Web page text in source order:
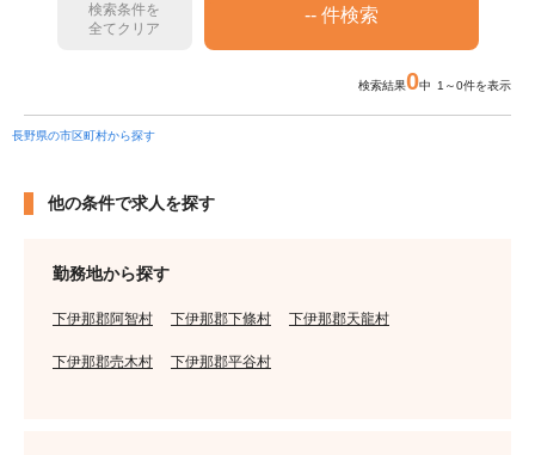
検索条件を
全てクリア
検索結果0中 1～0件を表示
長野県の市区町村から探す
他の条件で求人を探す
勤務地から探す
下伊那郡阿智村 下伊那郡下條村 下伊那郡天龍村
下伊那郡売木村 下伊那郡平谷村